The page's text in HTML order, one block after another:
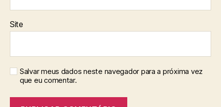
Site
Salvar meus dados neste navegador para a próxima vez
que eu comentar.